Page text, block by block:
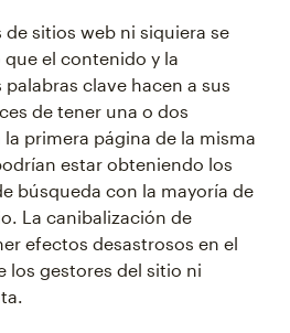
sitios web ni siquiera se
el contenido y la
clave hacen a sus
de tener una o dos
primera página de la misma
estar obteniendo los
búsqueda con la mayoría de
La canibalización de
efectos desastrosos en el
los gestores del sitio ni